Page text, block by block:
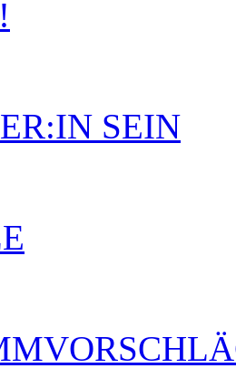
SEIN